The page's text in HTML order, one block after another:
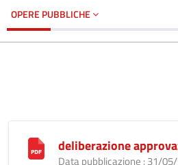
OPERE PUBBLICHE
deliberazione
Data pubblicazione : 31/